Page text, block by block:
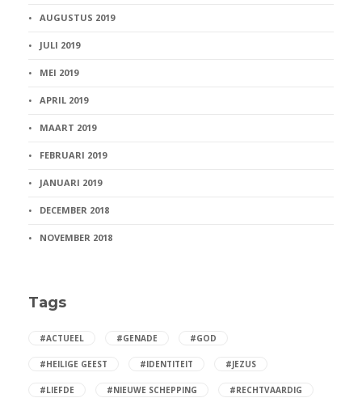
AUGUSTUS 2019
JULI 2019
MEI 2019
APRIL 2019
MAART 2019
FEBRUARI 2019
JANUARI 2019
DECEMBER 2018
NOVEMBER 2018
Tags
#ACTUEEL #GENADE #GOD
#HEILIGE GEEST #IDENTITEIT #JEZUS
#LIEFDE #NIEUWE SCHEPPING #RECHTVAARDIG